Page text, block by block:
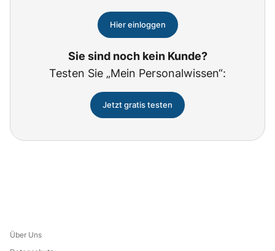
Hier einloggen
Sie sind noch kein Kunde?
Testen Sie „Mein Personalwissen“:
Jetzt gratis testen
Über Uns